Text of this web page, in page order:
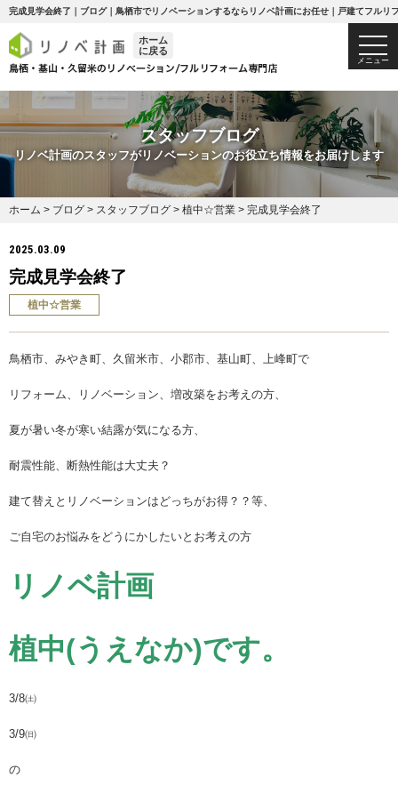
完成見学会終了｜ブログ｜鳥栖市でリノベーションするならリノベ計画にお任せ｜戸建てフルリ
ホーム
に戻る
メニュー
スタッフブログ
リノベ計画のスタッフがリノベーションのお役立ち情報をお届けします
ホーム > ブログ > スタッフブログ > 植中☆営業 > 完成見学会終了
2025.03.09
完成見学会終了
植中☆営業
鳥栖市、みやき町、久留米市、小郡市、基山町、上峰町で
リフォーム、リノベーション、増改築をお考えの方、
夏が暑い冬が寒い結露が気になる方、
耐震性能、断熱性能は大丈夫？
建て替えとリノベーションはどっちがお得？？等、
ご自宅のお悩みをどうにかしたいとお考えの方
リノベ計画
植中(うえなか)です。
3/8㈯
3/9㈰
の